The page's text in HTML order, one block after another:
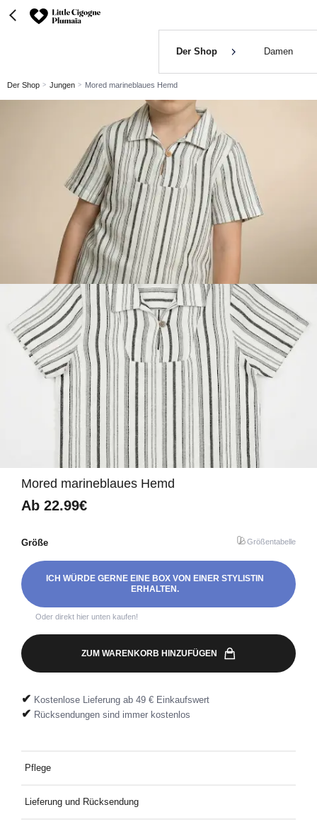
Der Shop Damen
Der Shop Jungen Mored marineblaues Hemd
Mored marineblaues Hemd
Ab 22.99€
Größe Größentabelle
ICH WÜRDE GERNE EINE BOX VON EINER STYLISTIN
ERHALTEN.
Oder direkt hier unten kaufen!
ZUM WARENKORB HINZUFÜGEN
✔ Kostenlose Lieferung ab 49 € Einkaufswert
✔ Rücksendungen sind immer kostenlos
Pflege
Lieferung und Rücksendung